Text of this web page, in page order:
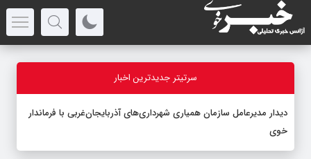
سرتیتر جدیدترین اخبار
دیدار مدیرعامل سازمان همیاری شهرداری‌های آذربایجان‌غربی با فرماندار
خوی